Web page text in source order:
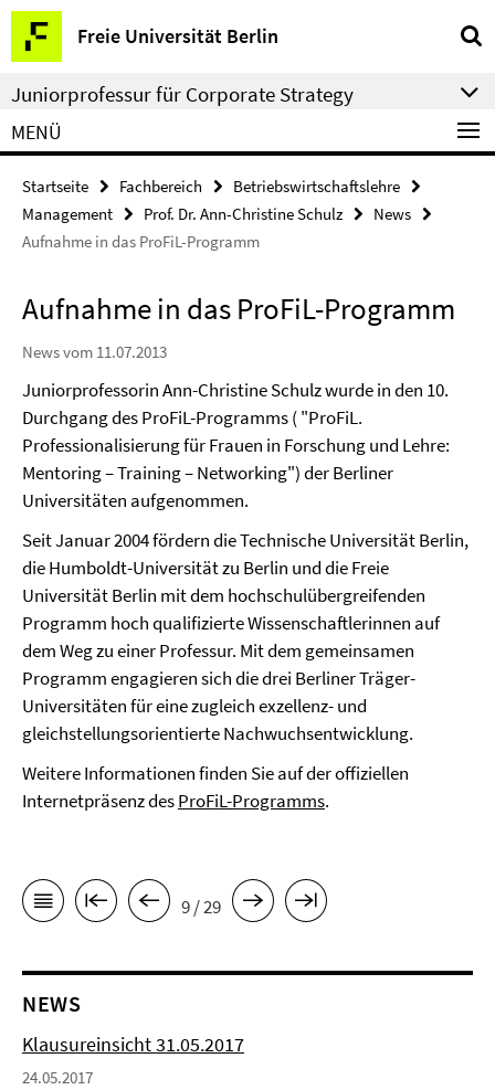
Springe
direkt
zu
Inhalt
Freie Universität Berlin
Service-
Navigation
Juniorprofessur für Corporate Strategy
MENÜ
Startseite Fachbereich
Betriebswirtschaftslehre
Management
Prof. Dr. Ann-Christine Schulz
News
Aufnahme in das ProFiL-Programm
Aufnahme in das ProFiL-Programm
News vom 11.07.2013
Juniorprofessorin Ann-Christine Schulz wurde in den 10.
Durchgang des ProFiL-Programms ( "ProFiL.
Professionalisierung für Frauen in Forschung und Lehre:
Mentoring – Training – Networking") der Berliner
Universitäten aufgenommen.
Seit Januar 2004 fördern die Technische Universität Berlin,
die Humboldt-Universität zu Berlin und die Freie
Universität Berlin mit dem hochschulübergreifenden
Programm hoch qualifizierte Wissenschaftlerinnen auf
dem Weg zu einer Professur. Mit dem gemeinsamen
Programm engagieren sich die drei Berliner Träger-
Universitäten für eine zugleich exzellenz- und
gleichstellungsorientierte Nachwuchsentwicklung.
Weitere Informationen finden Sie auf der offiziellen
Internetpräsenz desProFiL-Programms.
9 / 29
NEWS
Klausureinsicht 31.05.2017
24.05.2017